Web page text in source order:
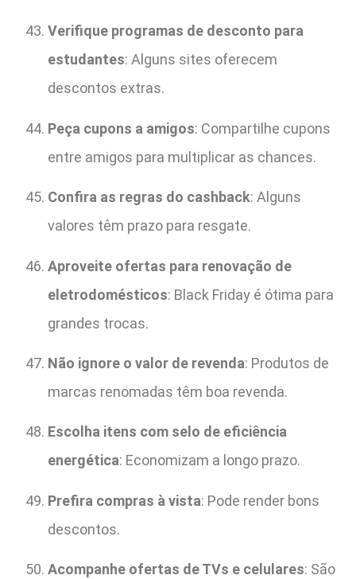
Verifique programas de desconto para
estudantes: Alguns sites oferecem
descontos extras.
Peça cupons a amigos: Compartilhe cupons
entre amigos para multiplicar as chances.
Confira as regras do cashback: Alguns
valores têm prazo para resgate.
Aproveite ofertas para renovação de
eletrodomésticos: Black Friday é ótima para
grandes trocas.
Não ignore o valor de revenda: Produtos de
marcas renomadas têm boa revenda.
Escolha itens com selo de eficiência
energética: Economizam a longo prazo.
Prefira compras à vista: Pode render bons
descontos.
Acompanhe ofertas de TVs e celulares: São